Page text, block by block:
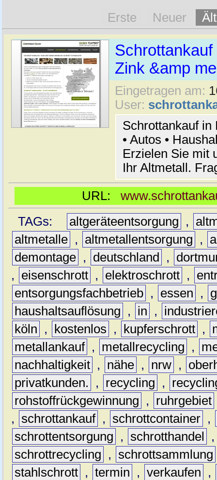
Erste Neuer
Schrottankauf
Zink &amp
Eingetragen am:
User:
Schrottankauf in
• Autos •
Erzielen Sie mit
Ihr Altmetall.
URL:
TAGs:
altgeräteentsorgung ,
altmetalle , altmetallentsorgung ,
demontage , deutschland ,
,
eisenschrott , elektroschrott ,
entsorgungsfachbetrieb , essen ,
haushaltsauflösung
, in ,
köln
, kostenlos , kupferschrott ,
metallankauf , metallrecycling ,
nachhaltigkeit , nähe , nrw ,
privatkunden.
, recycling ,
rohstoffrückgewinnung
, ruhrgebiet
,
schrottankauf , schrottcontainer ,
schrottentsorgung
, schrotthandel
schrottrecycling
, schrottsammlung
stahlschrott , termin , verkaufen
,